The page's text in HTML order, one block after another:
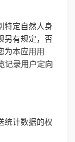
特定自然人身
另有规定，否
为本应用用
记录用户定向
统计数据的权